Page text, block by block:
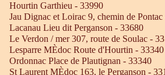
Hourtin Garthieu - 33990
Jau Dignac et Loirac 9, chemin de
Lacanau Lieu dit Perganson - 33680
Le Verdon / mer 307, route de Soulac -
Lesparre MÈdoc Route d'Hourtin - 33340
Ordonnac Place de Plautignan - 33340
St Laurent MÈdoc 163, le Perganson -